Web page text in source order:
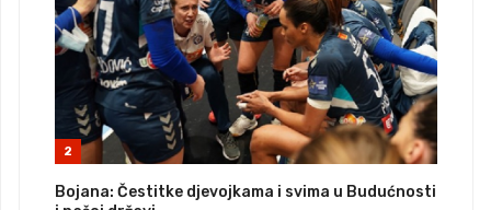
2
Bojana: Čestitke djevojkama i svima u Budućnosti